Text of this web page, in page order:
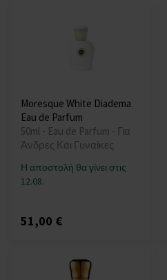
Moresque White Diadema
Eau de Parfum
50ml - Eau de Parfum - Για
Άνδρες Και Γυναίκες
Η αποστολή θα γίνει στις
12.08.
51,00 €